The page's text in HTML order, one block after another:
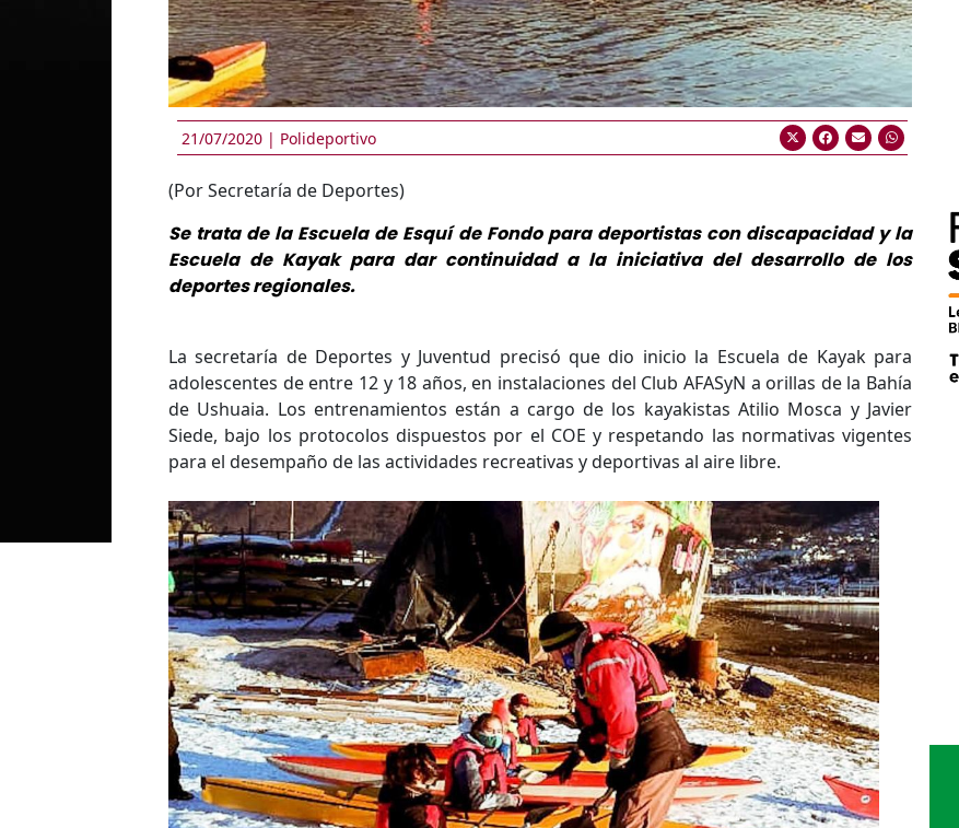
21/07/2020 | Polideportivo
(Por Secretaría de Deportes)
Se trata de la Escuela de Esquí de Fondo para deportistas con discapacidad y la
Escuela de Kayak para dar continuidad a la iniciativa del desarrollo de los
deportes regionales.
La secretaría de Deportes y Juventud precisó que dio inicio la Escuela de Kayak para
adolescentes de entre 12 y 18 años, en instalaciones del Club AFASyN a orillas de la Bahía
de Ushuaia. Los entrenamientos están a cargo de los kayakistas Atilio Mosca y Javier
Siede, bajo los protocolos dispuestos por el COE y respetando las normativas vigentes
para el desempaño de las actividades recreativas y deportivas al aire libre.